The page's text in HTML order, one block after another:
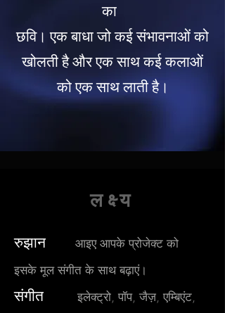
का
छवि। एक बाधा जो कई संभावनाओं को
खोलती है और एक साथ कई कलाओं
को एक साथ लाती है।
लक्ष्य
रुझान
आइए आपके प्रोजेक्ट को
इसके मूल संगीत के साथ बढ़ाएं।
संगीत
इलेक्ट्रो, पॉप, जैज़, एम्बिएंट,